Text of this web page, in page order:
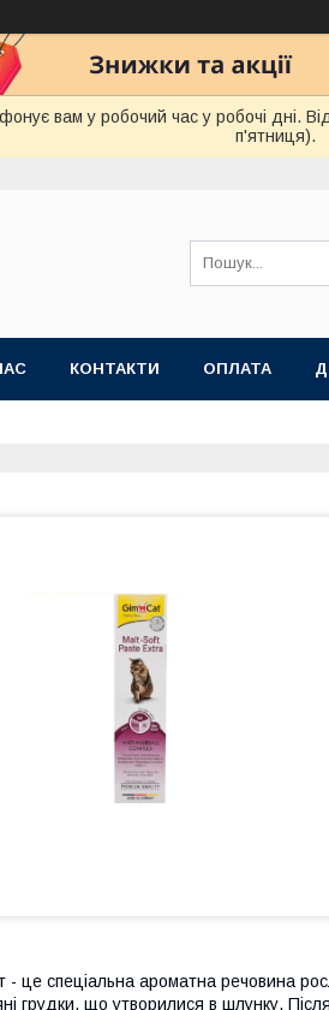
вам у робочий час у робочі дні.
п'ятниця).
КОНТАКТИ ОПЛАТА
- це спеціальна ароматна речовина
грудки, що утворилися в шлунку.